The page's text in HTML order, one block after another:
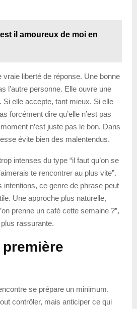
il amoureux de moi en
vraie liberté de réponse. Une bonne
l’autre personne. Elle ouvre une
Si elle accepte, tant mieux. Si elle
forcément dire qu’elle n’est pas
n’est juste pas le bon. Dans
évite bien des malentendus.
intenses du type “il faut qu’on se
te rencontrer au plus vite”.
intentions, ce genre de phrase peut
Une approche plus naturelle,
prenne un café cette semaine ?”,
rassurante.
se prépare un minimum.
contrôler, mais anticiper ce qui